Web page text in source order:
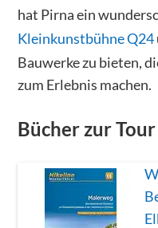
hat Pirna ein
Kleinkunstbühne Q24
Bauwerke zu bieten,
zum Erlebnis machen.
Bücher zur Tour